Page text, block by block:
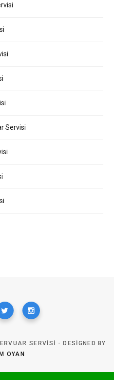
Servisi
SERVISI - DESIGNED BY
OYAN